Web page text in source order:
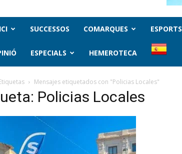
SUCCESSOS COMARQUES ESPORTS
ESPECIALS HEMEROTECA
Mensajes etiquetados con "Policias Locales"
Policias Locales